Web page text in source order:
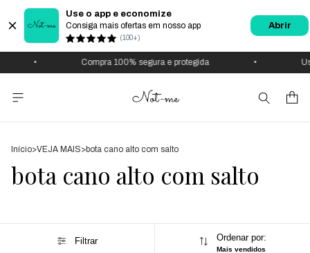
Use o app e economize
Consiga mais ofertas em nosso app
(100+)
Abrir
Compra 100% segura e protegida
Início>VEJA MAIS>bota cano alto com salto
bota cano alto com salto
Filtrar Ordenar por:
Mais vendidos